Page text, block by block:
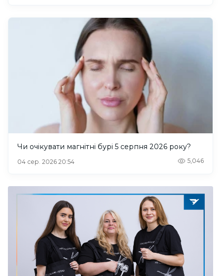
Чи очікувати магнітні бурі 5 серпня 2026 року?
04 сер. 2026 20:54 5,046